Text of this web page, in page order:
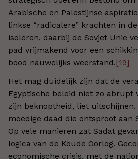
Arabische en Palestijnse
linkse “radicalere” krachten in
isoleren, daarbij de Sovjet Unie
pad vrijmakend voor een
bood nauwelijks weerstand.[19]
Het mag duidelijk zijn dat de
Egyptische beleid niet zo abrupt
zijn beknoptheid, liet uitschijnen.
moedige daad die ontsproot aan
Op vele manieren zat Sadat
logica van de Koude Oorlog.
economische crisis, met de